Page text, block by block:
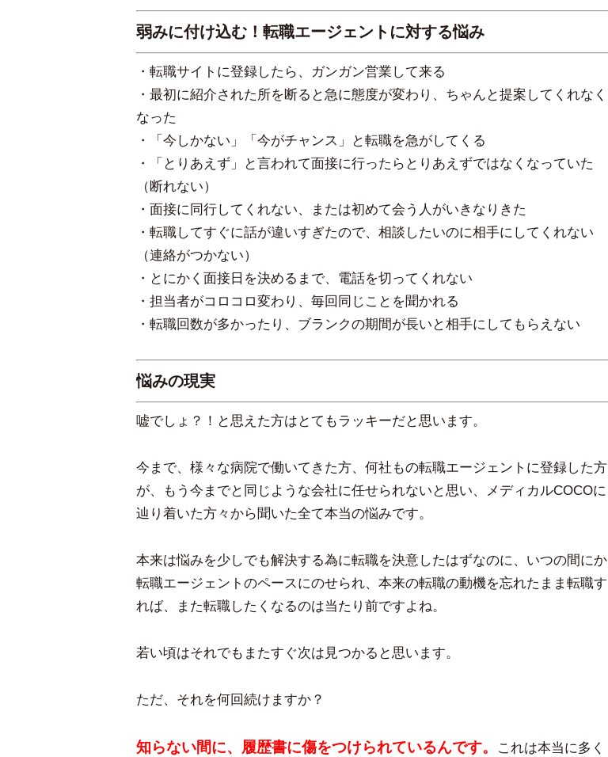
弱みに付け込む！転職エージェントに対する悩み
・転職サイトに登録したら、ガンガン営業して来る
・最初に紹介された所を断ると急に態度が変わり、ちゃんと提案してくれなく
なった
・「今しかない」「今がチャンス」と転職を急がしてくる
・「とりあえず」と言われて面接に行ったらとりあえずではなくなっていた
（断れない）
・面接に同行してくれない、または初めて会う人がいきなりきた
・転職してすぐに話が違いすぎたので、相談したいのに相手にしてくれない
（連絡がつかない）
・とにかく面接日を決めるまで、電話を切ってくれない
・担当者がコロコロ変わり、毎回同じことを聞かれる
・転職回数が多かったり、ブランクの期間が長いと相手にしてもらえない
悩みの現実
嘘でしょ？！と思えた方はとてもラッキーだと思います。
今まで、様々な病院で働いてきた方、何社もの転職エージェントに登録した方
が、もう今までと同じような会社に任せられないと思い、メディカルCOCOに
辿り着いた方々から聞いた全て本当の悩みです。
本来は悩みを少しでも解決する為に転職を決意したはずなのに、いつの間にか
転職エージェントのペースにのせられ、本来の転職の動機を忘れたまま転職す
れば、また転職したくなるのは当たり前ですよね。
若い頃はそれでもまたすぐ次は見つかると思います。
ただ、それを何回続けますか？
知らない間に、履歴書に傷をつけられているんです。
これは本当に多く